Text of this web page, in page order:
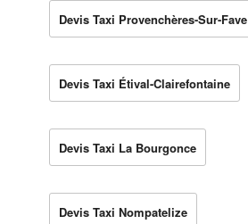
Devis Taxi Provenchères-Sur-Fave
Devis Taxi Étival-Clairefontaine
Devis Taxi La Bourgonce
Devis Taxi Nompatelize